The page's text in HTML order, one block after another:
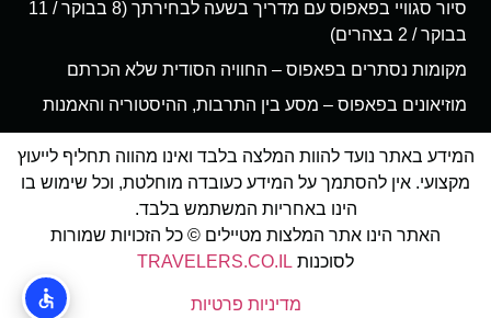
סיור סגוויי בפאפוס עם מדריך בשעה לבחירתך (8 בבוקר / 11
בבוקר / 2 בצהרים)
מקומות נסתרים בפאפוס – החוויה הסודית שלא הכרתם
מוזיאונים בפאפוס – מסע בין התרבות, ההיסטוריה והאמנות
המידע באתר נועד להוות המלצה בלבד ואינו מהווה תחליף לייעוץ
מקצועי. אין להסתמך על המידע כעובדה מוחלטת, וכל שימוש בו
הינו באחריות המשתמש בלבד.
האתר הינו אתר המלצות מטיילים © כל הזכויות שמורות
לסוכנות TRAVELERS.CO.IL
מדיניות פרטיות